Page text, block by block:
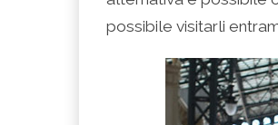
possibile visitarli